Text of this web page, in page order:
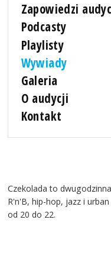
Zapowiedzi
Podcasty
Playlisty
Wywiady
Galeria
O audycji
Kontakt
Czekolada to
R'n'B, hip-hop, jazz i
od 20 do 22.